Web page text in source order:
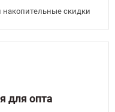
скидки
для опта